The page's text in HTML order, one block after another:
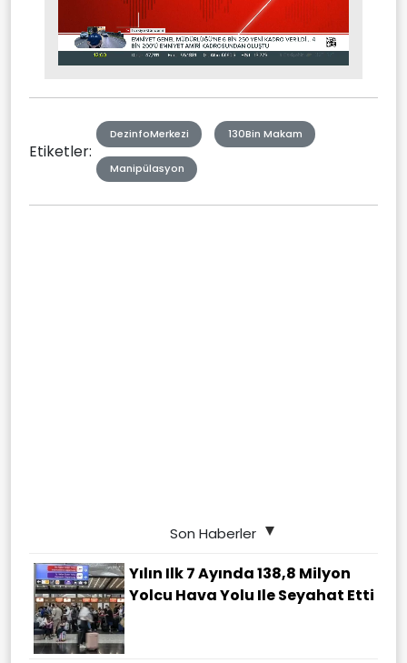
Mute Stream
Etiketler:
DezinfoMerkezi 130Bin Makam
Manipülasyon
Son Haberler
Yılın Ilk 7 Ayında 138,8 Milyon
Yolcu Hava Yolu Ile Seyahat Etti